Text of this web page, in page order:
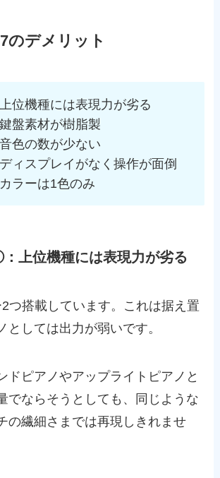
のデメリット
位機種には表現力が劣る
盤素材が樹脂製
色の数が少ない
ィスプレイがなく操作が面倒
ラーは1色のみ
上位機種には表現力が劣る
つ搭載しています。これは据え置
としては出力が弱いです。
ドピアノやアップライトピアノと
でならそうとしても、同じような
の繊細さまでは再現しきれませ